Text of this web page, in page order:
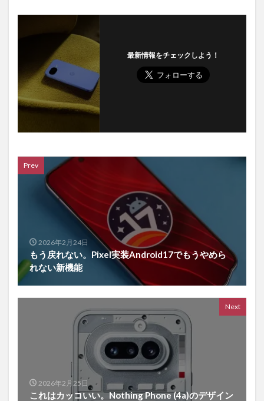
最新情報をチェックしよう！
Prev
2026年2月24日
もう戻れない。Pixel実装Android17でもうやめら
れない新機能
Next
2026年2月25日
これはカッコいい。Nothing Phone (4a)のデザイン